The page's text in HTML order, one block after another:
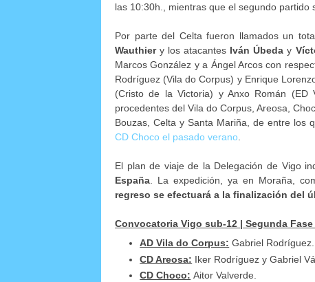
las 10:30h., mientras que el segundo partido
Por parte del Celta fueron llamados un
Wauthiery los atacantes Iván Úbeda y
Marcos González y a Ángel Arcos con
Rodríguez (Vila do Corpus) y Enrique
(Cristo de la Victoria) y Anxo Román
procedentes del Vila do Corpus, Areosa,
Bouzas, Celta y Santa Mariña, de entre los
CD Choco el pasado verano
El plan de viaje de la Delegación de Vigo
España . La expedición, ya en Moraña,
regreso se efectuará a la finalización del
Convocatoria Vigo sub-12 | Segunda
AD Vila do Corpus: Gabriel Rodríguez.
CD Areosa: Iker Rodríguez y Gabriel
CD Choco: Aitor Valverde.